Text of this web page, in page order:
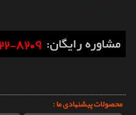
محصولات پیشنهادی ما :